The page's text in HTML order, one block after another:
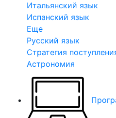
Итальянский язык
Испанский язык
Еще
Русский язык
Стратегия
Астрономия